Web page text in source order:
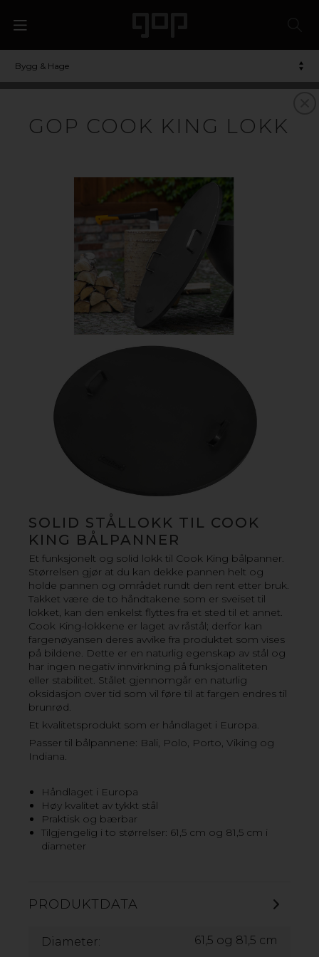
Bygg & Hage
GOP COOK KING LOKK
SOLID STÅLLOKK TIL COOK
KING BÅLPANNER
Et funksjonelt og solid lokk til Cook King bålpanner.
Størrelsen gjør at du kan dekke pannen helt og
holde pannen og området rundt den rent etter bruk.
Takket være de to håndtakene som er sveiset til
lokket, kan den enkelst flyttes fra et sted til et annet.
Cook King-lokkene er laget av råstål; derfor kan
fargenøyansen deres avvike fra produktet som vises
på bildene. Dette er en naturlig egenskap av stål og
har ingen negativ innvirkning på funksjonaliteten
eller stabilitet. Stålet gjennomgår en naturlig
oksidasjon over tid som vil føre til at fargen endres til
brunrød.
Et kvalitetsprodukt som er håndlaget i Europa.
Passer til bålpannene: Bali, Polo, Porto, Viking og
Indiana.
Håndlaget i Europa
Høy kvalitet av tykkt stål
Praktisk og bærbar
Tilgjengelig i to størrelser: 61,5 cm og 81,5 cm i
diameter
PRODUKTDATA
Diameter: 61,5 og 81,5 cm
ILDSTEDER
FOR ETT HERLIG UTELIV
Hos oss finner du lekre bålpanner og tilbehør som
forsterker utelivet med familie og venner. Lag mat, nyt
varmen eller skap en elegant og innbydende
atmosfære i hagen din.
Vår serie inneholder ikke bare tilbehør for kreativ
matlaging, du finner også praktiske trehyller som også
fungerer som fine interiørdetaljer i stuen din.
FORDELER MED VÅRE
› Høy kvalitet og stabil konstruksjon av tykt stål
› Praktiske og portable
› Kombinere med grillrist, grillplate og lokk for retter
utendørs
FINN FORHANDLERE HER